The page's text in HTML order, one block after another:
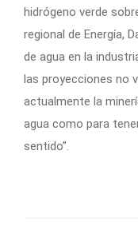
hidrógeno verde
regional de Energía,
de agua en la
las proyecciones no
actualmente la
agua como para
sentido”.